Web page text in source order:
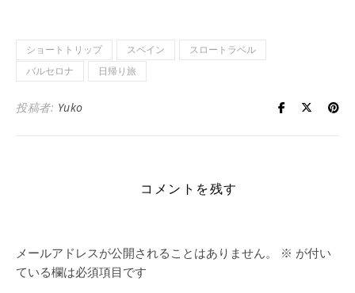
ショートトリップ スペイン
スロートラベル
バルセロナ
日帰り旅
投稿者: Yuko
コメントを残す
メールアドレスが公開されることはありません。 ※ が付い
ている欄は必須項目です